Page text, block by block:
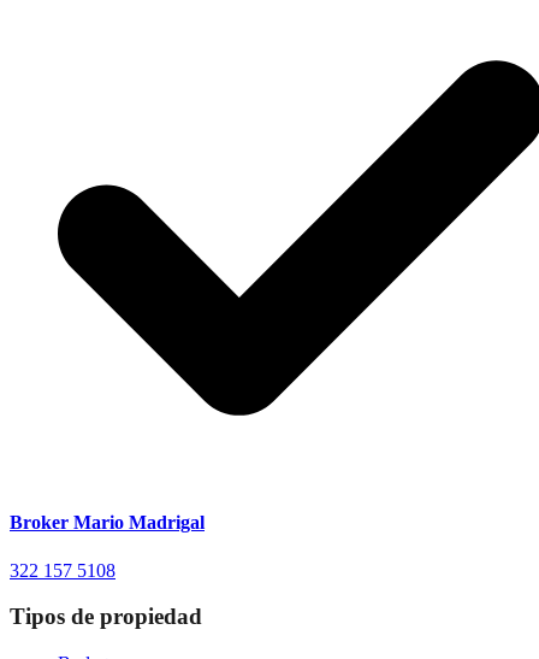
Broker Mario Madrigal
322 157 5108
Tipos de propiedad